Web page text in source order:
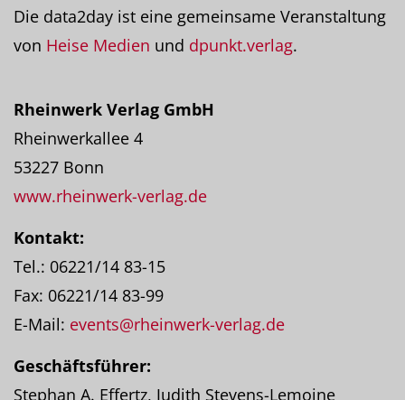
Die data2day ist eine gemeinsame Veranstaltung
von Heise Medien und dpunkt.verlag.
Rheinwerk Verlag GmbH
Rheinwerkallee 4
53227 Bonn
www.rheinwerk-verlag.de
Kontakt:
Tel.: 06221/14 83-15
Fax: 06221/14 83-99
E-Mail: events@rheinwerk-verlag.de
Geschäftsführer:
Stephan A. Effertz, Judith Stevens-Lemoine